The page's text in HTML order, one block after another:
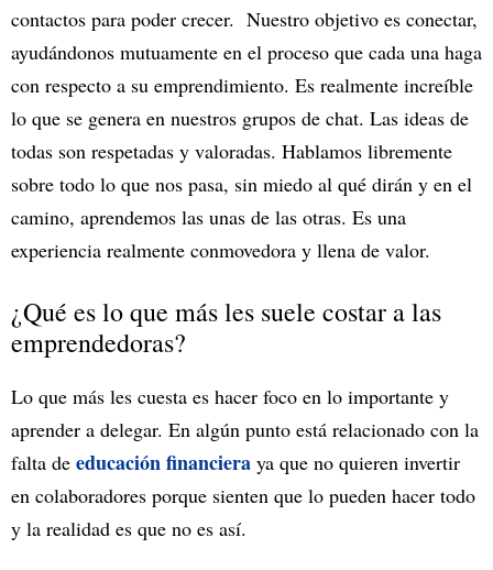
contactos para poder crecer. Nuestro objetivo es conectar,
ayudándonos mutuamente en el proceso que cada una haga
con respecto a su emprendimiento. Es realmente increíble
lo que se genera en nuestros grupos de chat. Las ideas de
todas son respetadas y valoradas. Hablamos libremente
sobre todo lo que nos pasa, sin miedo al qué dirán y en el
camino, aprendemos las unas de las otras. Es una
experiencia realmente conmovedora y llena de valor.
¿Qué es lo que más les suele costar a las
emprendedoras?
Lo que más les cuesta es hacer foco en lo importante y
aprender a delegar. En algún punto está relacionado con la
falta de educación financiera ya que no quieren invertir
en colaboradores porque sienten que lo pueden hacer todo
y la realidad es que no es así.